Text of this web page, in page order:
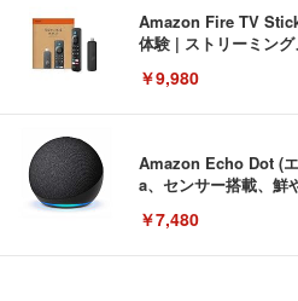
Amazon Fire TV
体験 | ストリーミン
￥9,980
Amazon Echo Dot (
a、センサー搭載、鮮
￥7,480